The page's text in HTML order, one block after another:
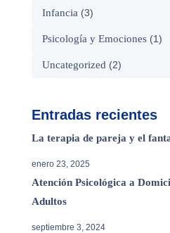
Infancia(3)
Psicología y Emociones(1)
Uncategorized (2)
Entradas recientes
La terapia de pareja y el
enero 23, 2025
Atención Psicológica a
Adultos
septiembre 3, 2024